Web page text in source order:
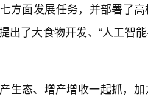
方面发展任务，并部署了高
了大食物开发、“人工智
生态、增产增收一起抓，